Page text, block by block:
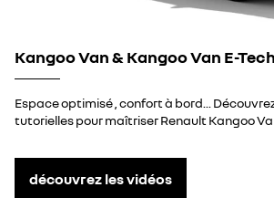
Kangoo Van & Kangoo Van E-
Espace optimisé , confort à bord...
tutorielles pour maîtriser Renault Kangoo
découvrez les vidéos